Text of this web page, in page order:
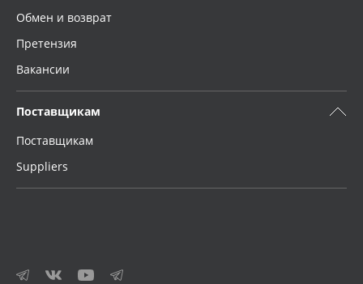
Обмен и возврат
Претензия
Вакансии
Поставщикам
Поставщикам
Suppliers